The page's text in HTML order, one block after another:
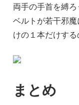
両手の手首を縛
ベルトが若干邪
けの１本だけする
まとめ